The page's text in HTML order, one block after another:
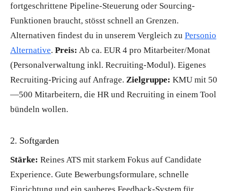
fortgeschrittene Pipeline-Steuerung oder Sourcing-
Funktionen braucht, stösst schnell an Grenzen.
Alternativen findest du in unserem Vergleich zu Personio
Alternative. Preis: Ab ca. EUR 4 pro Mitarbeiter/Monat
(Personalverwaltung inkl. Recruiting-Modul). Eigenes
Recruiting-Pricing auf Anfrage. Zielgruppe: KMU mit 50
—500 Mitarbeitern, die HR und Recruiting in einem Tool
bündeln wollen.
2. Softgarden
Stärke: Reines ATS mit starkem Fokus auf Candidate
Experience. Gute Bewerbungsformulare, schnelle
Einrichtung und ein sauberes Feedback-System für